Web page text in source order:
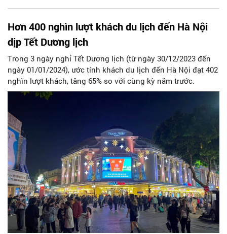
Hơn 400 nghìn lượt khách du lịch đến Hà Nội
dịp Tết Dương lịch
Trong 3 ngày nghỉ Tết Dương lịch (từ ngày 30/12/2023 đến
ngày 01/01/2024), ước tính khách du lịch đến Hà Nội đạt 402
nghìn lượt khách, tăng 65% so với cùng kỳ năm trước.